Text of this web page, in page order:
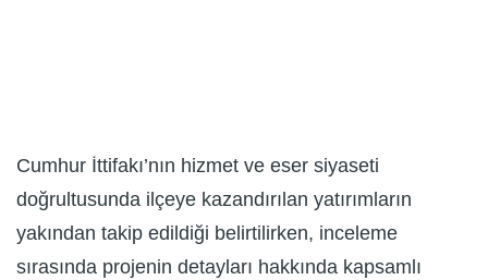
Cumhur İttifakı’nın hizmet ve eser siyaseti
doğrultusunda ilçeye kazandırılan yatırımların
yakından takip edildiği belirtilirken, inceleme
sırasında projenin detayları hakkında kapsamlı